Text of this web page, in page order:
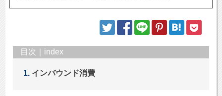
目次｜index
インバウンド消費